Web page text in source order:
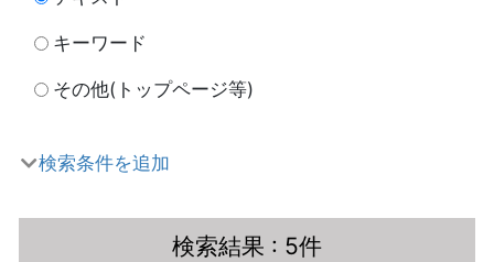
キーワード
その他(トップページ等)
検索条件を追加
検索結果 : 5件